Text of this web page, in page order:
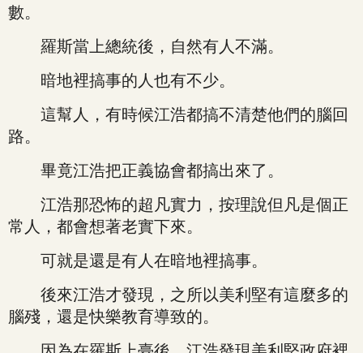
數。
羅斯當上總統後，自然有人不滿。
暗地裡搞事的人也有不少。
這幫人，有時候江浩都搞不清楚他們的腦回
路。
畢竟江浩把正義協會都搞出來了。
江浩那恐怖的超凡實力，按理說但凡是個正
常人，都會想著老實下來。
可就是還是有人在暗地裡搞事。
後來江浩才發現，之所以美利堅有這麼多的
腦殘，還是快樂教育導致的。